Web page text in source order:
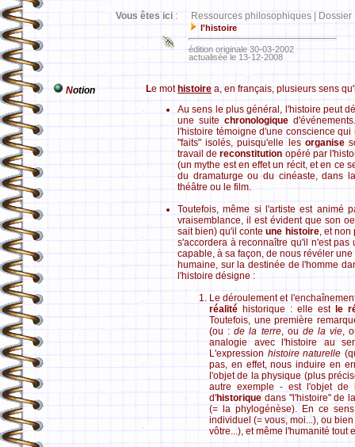
Vous êtes ici : Ressources philosophiques | Dossier
l'histoire
édition originale 30-03-2002
actualisée le 13-12-2008
Notion Le mot histoire a, en français, plusieurs sens
Au sens le plus général, l'histoire peut
une suite chronologique
l'histoire témoigne d'une conscience
"faits" isolés, puisqu'elle les organise
travail dereconstitution opéré par
(un mythe est en effet un récit, et en ce
du dramaturge ou du cinéaste, dans
théâtre ou le film.
Toutefois, même si l'artiste est animé
vraisemblance, il est évident que son
sait bien) qu'il conteune histoire, et non
s'accordera à reconnaître qu'il n'est pas
capable, à sa façon, de nous révéler
humaine, sur la destinée de l'homme
l'histoire désigne :
Le déroulement et
réalité historique : elle est le
Toutefois, une première
(ou :de la terre, ou de la vie,
analogie avec l'histoire au
L'expression histoire naturelle
pas, en effet, nous induire en
l'objet de la physique (plus
autre exemple - est l'objet
d'historique dans "l'histoire" de
(= la phylogénèse). En ce
individuel (= vous, moi...), ou
vôtre...), et même l'humanité tout